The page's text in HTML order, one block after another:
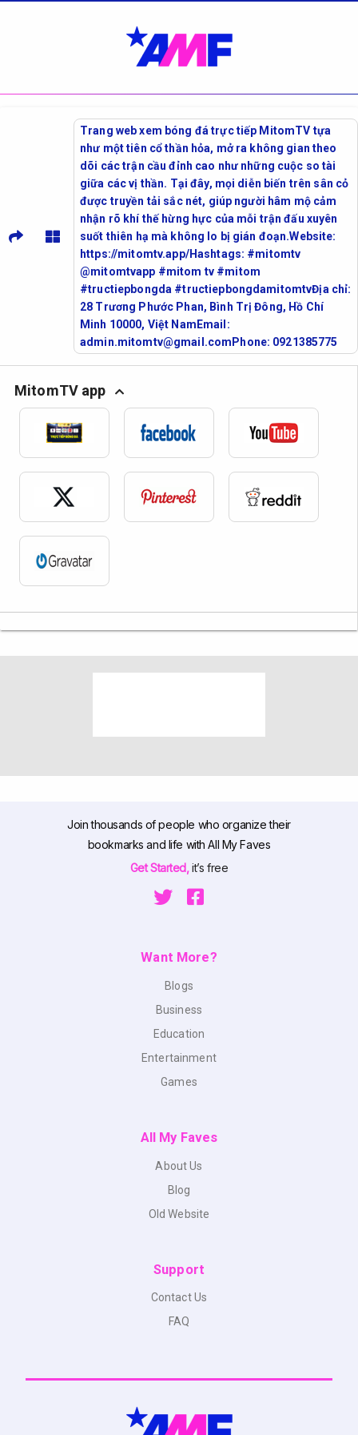
Trang web xem bóng đá trực tiếp MitomTV tựa
như một tiên cổ thần hỏa, mở ra không gian theo
dõi các trận cầu đỉnh cao như những cuộc so tài
giữa các vị thần. Tại đây, mọi diễn biến trên sân cỏ
được truyền tải sắc nét, giúp người hâm mộ cảm
nhận rõ khí thế hừng hực của mỗi trận đấu xuyên
suốt thiên hạ mà không lo bị gián đoạn.Website:
https://mitomtv.app/Hashtags: #mitomtv
@mitomtvapp #mitom tv #mitom
#tructiepbongda #tructiepbongdamitomtvĐịa chỉ:
28 Trương Phước Phan, Bình Trị Đông, Hồ Chí
Minh 10000, Việt NamEmail:
admin.mitomtv@gmail.comPhone: 0921385775
MitomTV app
Join thousands of people who organize their
bookmarks and life with All My Faves
Get Started,it’s free
Want More?
Blogs
Business
Education
Entertainment
Games
All My Faves
About Us
Blog
Old Website
Support
Contact Us
FAQ